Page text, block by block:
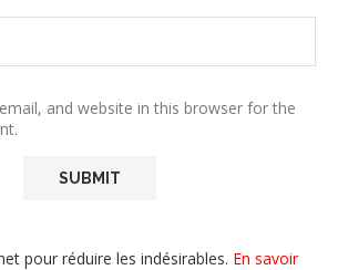
and website in this browser for the
pour réduire les indésirables. En savoir